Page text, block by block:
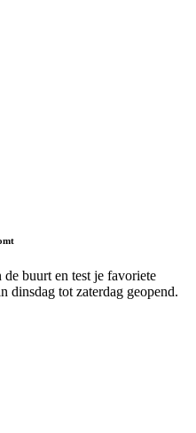
buurt en test je favoriete
dinsdag tot zaterdag geopend.